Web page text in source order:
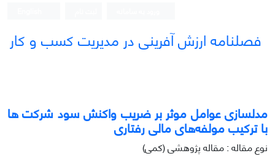
فصلنامه ارزش آفرینی در مدیریت کسب و کار
مدلسازی عوامل موثر بر ضریب واکنش سود شرکت ها
با ترکیب مولفه‌های مالی رفتاری
نوع مقاله : مقاله پژوهشی (کمی)